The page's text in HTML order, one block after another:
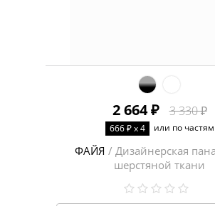
2 664 ₽ 3 330 ₽
666 ₽ x 4 или по частям
ФАЙЯ / Дизайнерская
шерстяной ткани